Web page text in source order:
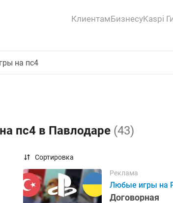
КлиентамБизнесуKaspi
пс4 в Павлодаре (43)
Сортировка
Реклама
Любые игры на
Договорная